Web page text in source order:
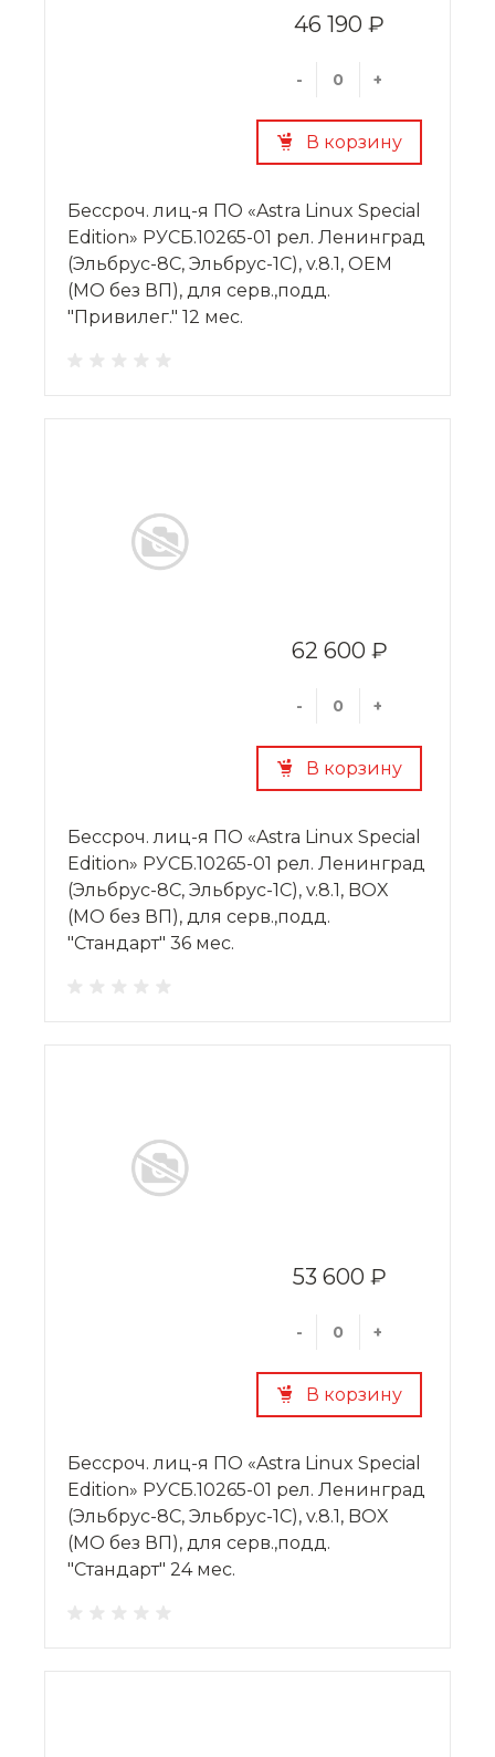
46 190 ₽
- +
В корзину
Бессроч. лиц-я ПО «Astra Linux Special
Edition» РУСБ.10265-01 рел. Ленинград
(Эльбрус-8С, Эльбрус-1С), v.8.1, OEM
(МО без ВП), для серв.,подд.
"Привилег." 12 мес.
62 600 ₽
- +
В корзину
Бессроч. лиц-я ПО «Astra Linux Special
Edition» РУСБ.10265-01 рел. Ленинград
(Эльбрус-8С, Эльбрус-1С), v.8.1, BOX
(МО без ВП), для серв.,подд.
"Стандарт" 36 мес.
53 600 ₽
- +
В корзину
Бессроч. лиц-я ПО «Astra Linux Special
Edition» РУСБ.10265-01 рел. Ленинград
(Эльбрус-8С, Эльбрус-1С), v.8.1, BOX
(МО без ВП), для серв.,подд.
"Стандарт" 24 мес.